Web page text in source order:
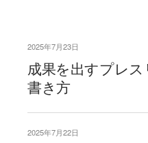
2025年7月23日
成果を出すプレ
書き方
2025年7月22日